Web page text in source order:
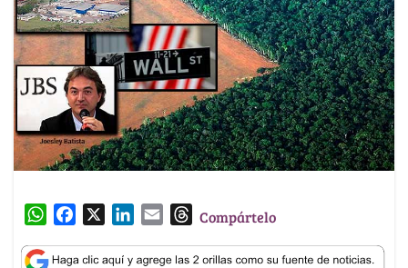
W
a
c
n
a
T
r
Compártelo